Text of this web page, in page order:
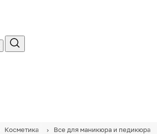
Косметика Все для маникюра и педикюра